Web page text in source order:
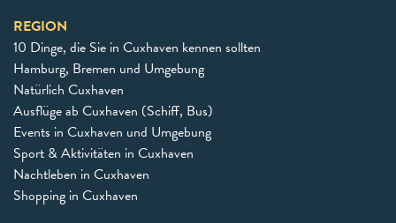
REGION
10 Dinge, die Sie in Cuxhaven kennen sollten
Hamburg, Bremen und Umgebung
Natürlich Cuxhaven
Ausflüge ab Cuxhaven (Schiff, Bus)
Events in Cuxhaven und Umgebung
Sport & Aktivitäten in Cuxhaven
Nachtleben in Cuxhaven
Shopping in Cuxhaven